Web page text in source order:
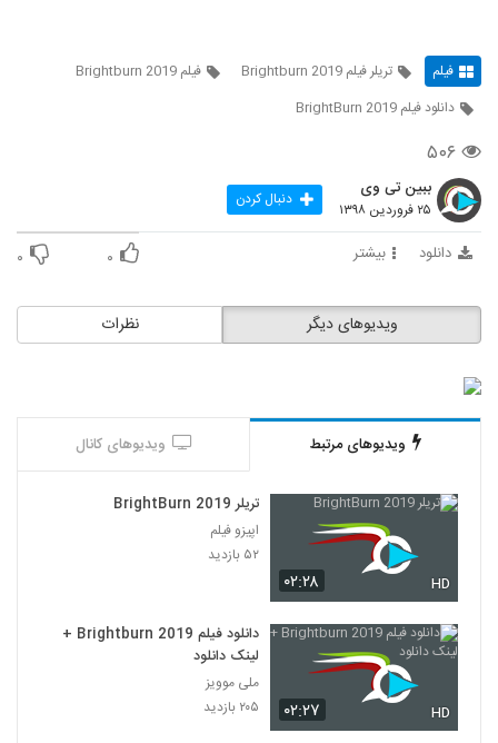
فیلم تریلر فیلم Brightburn 2019
فیلم Brightburn 2019
دانلود فیلم BrightBurn 2019
۵۰۶
ببین تی وی
۲۵ فروردین ۱۳۹۸ دنبال کردن
دانلود بیشتر ۰ ۰
نظرات ویدیوهای دیگر
ویدیوهای مرتبط ویدیوهای کانال
۰۲:۲۸ HD
تریلر BrightBurn 2019
اپیزو فیلم
۵۲ بازدید
۰۲:۲۷ HD
دانلود فیلم Brightburn 2019 +
لینک دانلود
ملی موویز
۲۰۵ بازدید